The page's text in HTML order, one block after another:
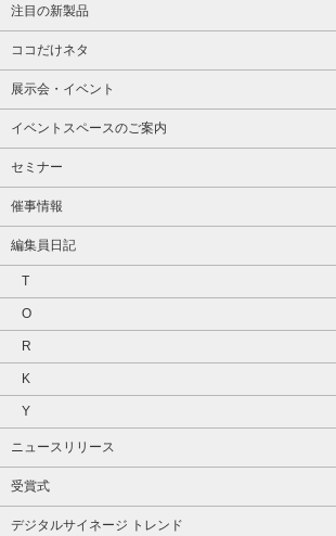
注目の新製品
ココだけネタ
展示会・イベント
イベントスペースのご案内
セミナー
催事情報
編集員日記
T
O
R
K
Y
ニュースリリース
受賞式
デジタルサイネージ トレンド